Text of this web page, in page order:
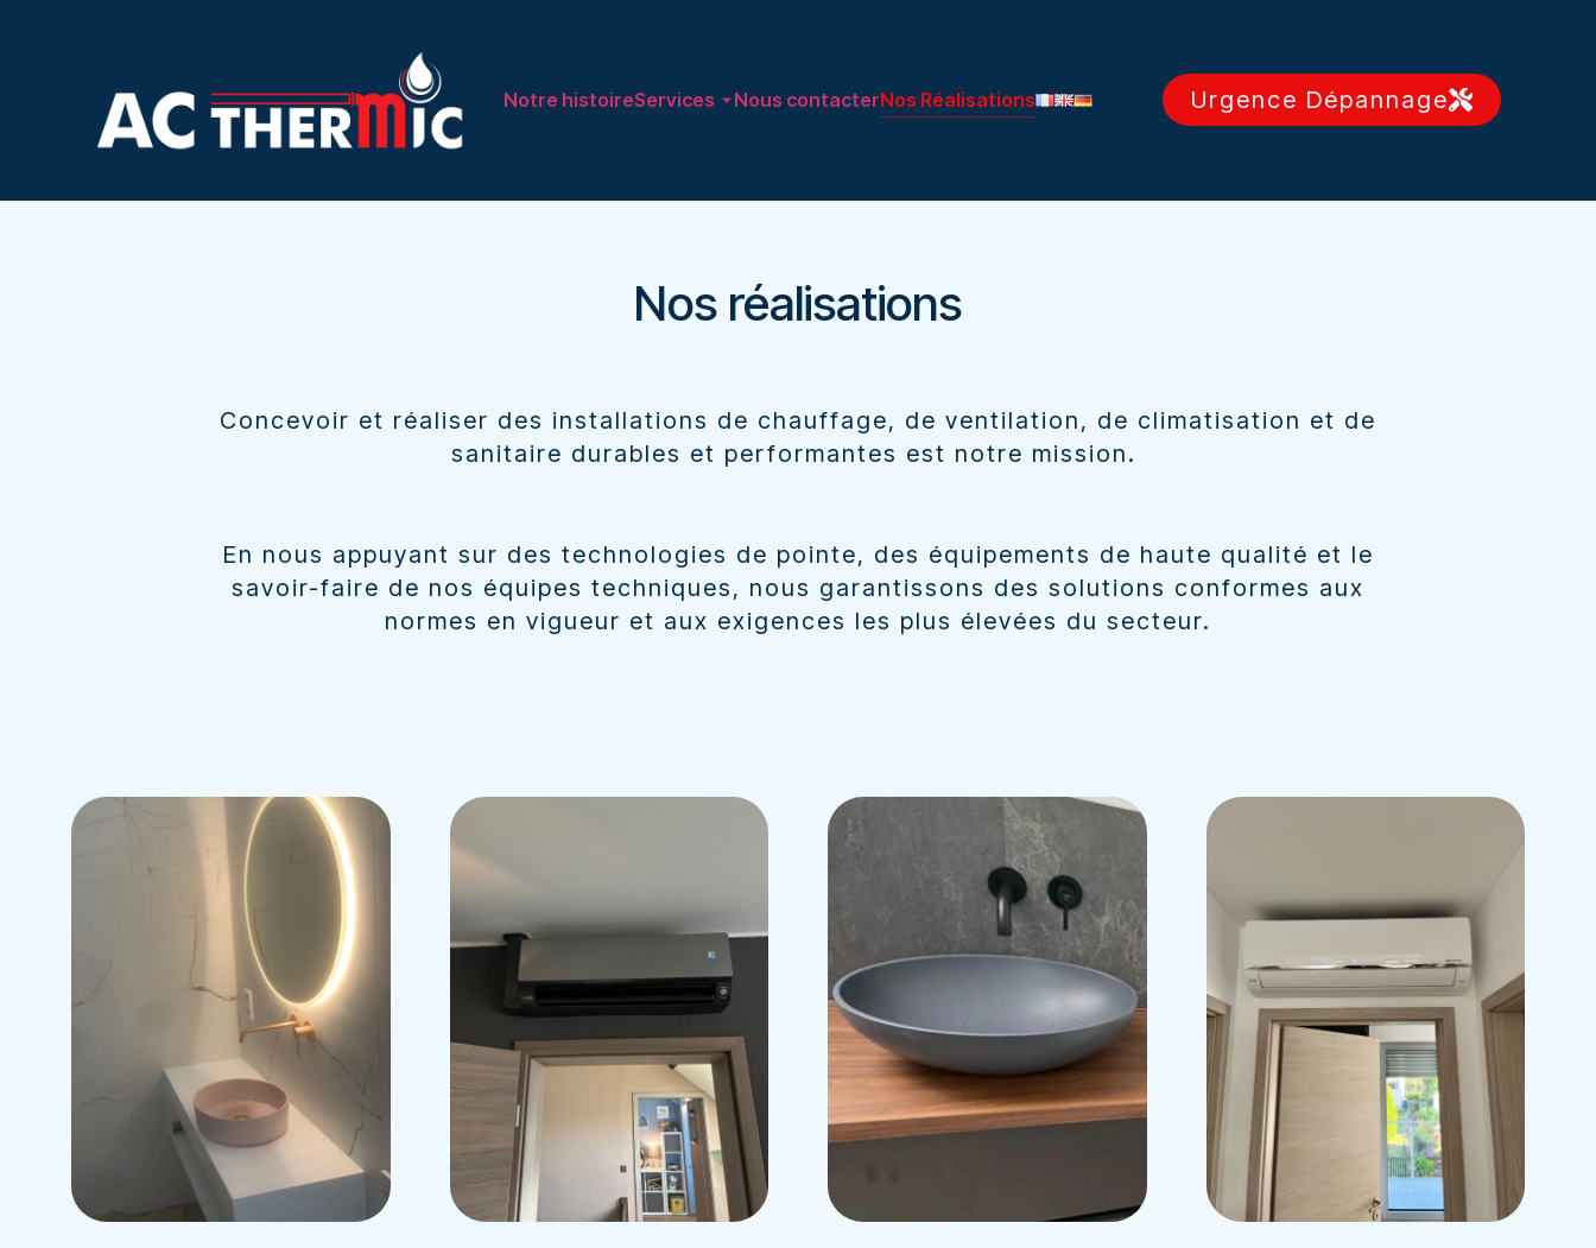
Notre histoireServices Nous contacterNos Réalisations Urgence Dépannage
Nos réalisations
Concevoir et réaliser des installations de chauffage, de ventilation, de climatisation et de
sanitaire durables et performantes est notre mission.
En nous appuyant sur des technologies de pointe, des équipements de haute qualité et le
savoir-faire de nos équipes techniques, nous garantissons des solutions conformes aux
normes en vigueur et aux exigences les plus élevées du secteur.